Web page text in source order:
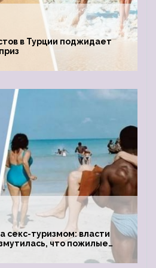
в Турции поджидает
секс-туризмом: власти
что пожилые
едут к ним, чтобы
любовниками